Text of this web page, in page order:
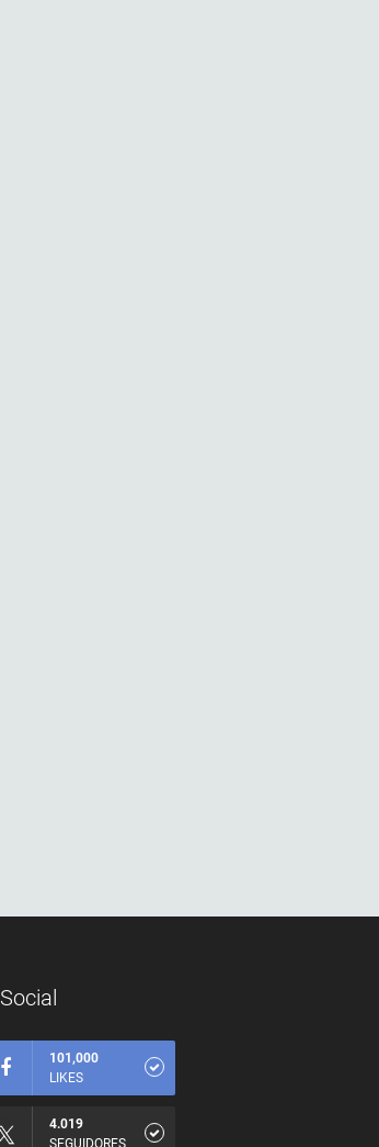
Social
101,000
LIKES
4.019
SEGUIDORES